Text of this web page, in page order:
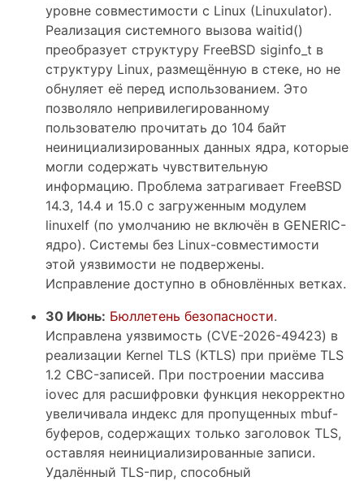
уровне совместимости с Linux (Linuxulator).
Реализация системного вызова waitid()
преобразует структуру FreeBSD siginfo_t в
структуру Linux, размещённую в стеке, но не
обнуляет её перед использованием. Это
позволяло непривилегированному
пользователю прочитать до 104 байт
неинициализированных данных ядра, которые
могли содержать чувствительную
информацию. Проблема затрагивает FreeBSD
14.3, 14.4 и 15.0 с загруженным модулем
linuxelf (по умолчанию не включён в GENERIC-
ядро). Системы без Linux-совместимости
этой уязвимости не подвержены.
Исправление доступно в обновлённых ветках.
30 Июнь: Бюллетень безопасности.
Исправлена уязвимость (CVE-2026-49423) в
реализации Kernel TLS (KTLS) при приёме TLS
1.2 CBC-записей. При построении массива
iovec для расшифровки функция некорректно
увеличивала индекс для пропущенных mbuf-
буферов, содержащих только заголовок TLS,
оставляя неинициализированные записи.
Удалённый TLS-пир, способный